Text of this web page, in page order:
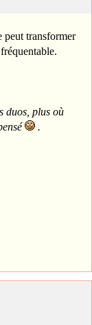
peut transformer
duos, plus où
.